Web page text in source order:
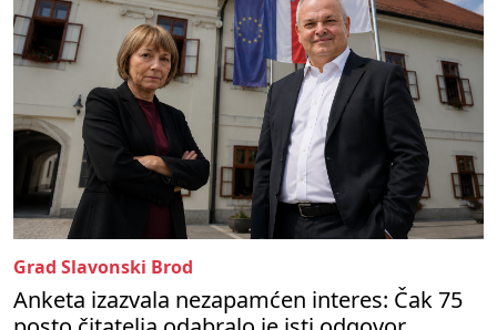
Grad Slavonski Brod
Anketa izazvala nezapamćen interes: Čak 75